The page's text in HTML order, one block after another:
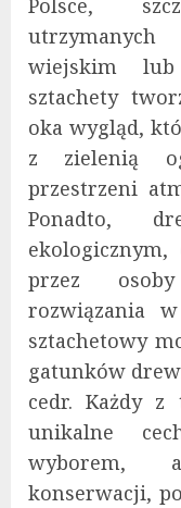
Polsce,
wiejskim lub
sztachety
oka wygląd,
z zielenią
przestrzeni
Ponadto,
ekologicznym,
przez
rozwiązania
sztachetowy
gatunków
cedr. Każdy z
unikalne
wyborem,
konserwacji,